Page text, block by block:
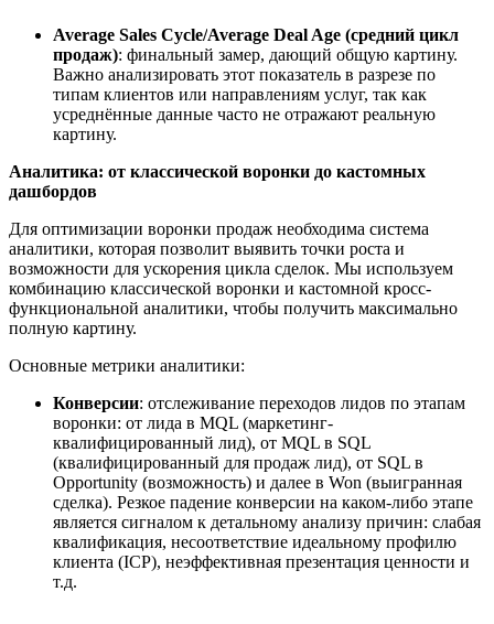
Average Sales Cycle/Average Deal Age (средний цикл
продаж): финальный замер, дающий общую картину.
Важно анализировать этот показатель в разрезе по
типам клиентов или направлениям услуг, так как
усреднённые данные часто не отражают реальную
картину.
Аналитика: от классической воронки до кастомных
дашбордов
Для оптимизации воронки продаж необходима система
аналитики, которая позволит выявить точки роста и
возможности для ускорения цикла сделок. Мы используем
комбинацию классической воронки и кастомной кросс-
функциональной аналитики, чтобы получить максимально
полную картину.
Основные метрики аналитики:
Конверсии: отслеживание переходов лидов по этапам
воронки: от лида в MQL (маркетинг-
квалифицированный лид), от MQL в SQL
(квалифицированный для продаж лид), от SQL в
Opportunity (возможность) и далее в Won (выигранная
сделка). Резкое падение конверсии на каком-либо этапе
является сигналом к детальному анализу причин: слабая
квалификация, несоответствие идеальному профилю
клиента (ICP), неэффективная презентация ценности и
т.д.